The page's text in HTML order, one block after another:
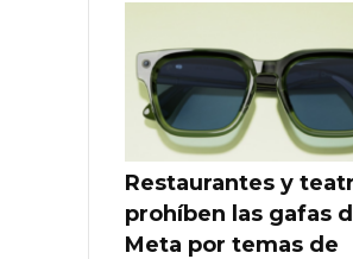
Restaurantes y
prohíben las gafas
Meta por temas de